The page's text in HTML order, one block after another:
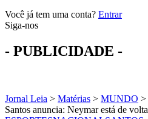
Você já tem uma conta? Entrar
Siga-nos
- PUBLICIDADE -
Jornal Leia > Matérias > MUNDO >
Santos anuncia: Neymar está de volta